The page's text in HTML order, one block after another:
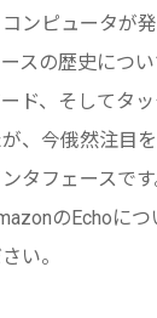
ンピュータが
スの歴史につ
ード、そしてタ
、今俄然注目
ンタフェースで
のEchoにつ
い。